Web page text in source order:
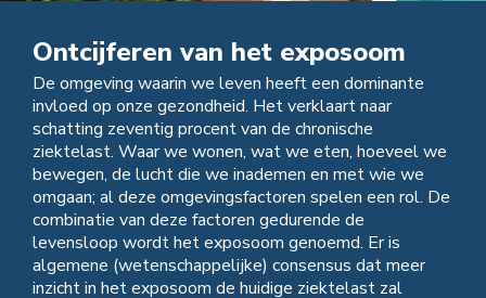
Ontcijferen van het exposoom
De omgeving waarin we leven heeft een dominante
invloed op onze gezondheid. Het verklaart naar
schatting zeventig procent van de chronische
ziektelast. Waar we wonen, wat we eten, hoeveel we
bewegen, de lucht die we inademen en met wie we
omgaan; al deze omgevingsfactoren spelen een rol. De
combinatie van deze factoren gedurende de
levensloop wordt het exposoom genoemd. Er is
algemene (wetenschappelijke) consensus dat meer
inzicht in het exposoom de huidige ziektelast zal